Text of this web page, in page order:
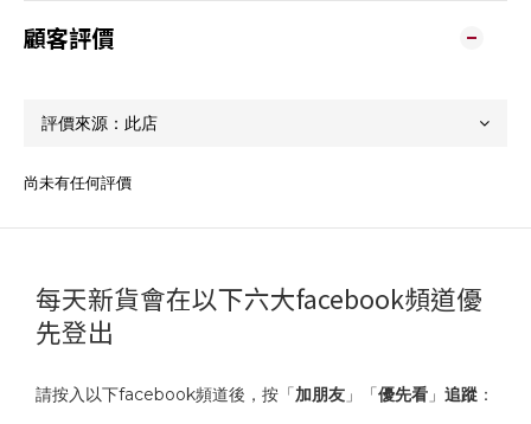
顧客評價
尚未有任何評價
每天新貨會在以下六大facebook頻道優
先登出
請按入以下facebook頻道後，按「加朋友 」「優先看 」 追蹤 ：